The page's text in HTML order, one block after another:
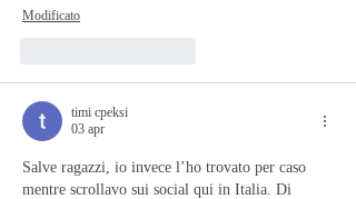
Modificato
timi cpeksi
03 apr
Salve ragazzi, io invece l’ho trovato per caso
mentre scrollavo sui social qui in Italia. Di